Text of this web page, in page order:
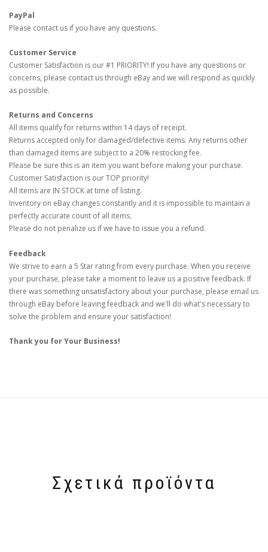
PayPal
Please contact us if you have any questions.
Customer Service
Customer Satisfaction is our #1 PRIORITY! If you have any questions or
concerns, please contact us through eBay and we will respond as quickly
as possible.
Returns and Concerns
All items qualify for returns within 14 days of receipt.
Returns accepted only for damaged/defective items. Any returns other
than damaged items are subject to a 20% restocking fee.
Please be sure this is an item you want before making your purchase.
Customer Satisfaction is our TOP priority!
All items are IN STOCK at time of listing.
Inventory on eBay changes constantly and it is impossible to maintain a
perfectly accurate count of all items.
Please do not penalize us if we have to issue you a refund.
Feedback
We strive to earn a 5 Star rating from every purchase. When you receive
your purchase, please take a moment to leave us a positive feedback. If
there was something unsatisfactory about your purchase, please email us
through eBay before leaving feedback and we'll do what's necessary to
solve the problem and ensure your satisfaction!
Thank you for Your Business!
Σχετικά προϊόντα